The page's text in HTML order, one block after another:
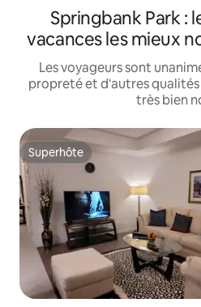
Springbank Park :
vacances les mieux
Les voyageurs sont
propreté et d'autres
très bien
Superhôte
Superhôte